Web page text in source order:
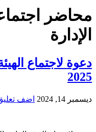
محاضر
الإدارة
دعوة لاجتماع
2025
ديسمبر 14, 2024 اضف